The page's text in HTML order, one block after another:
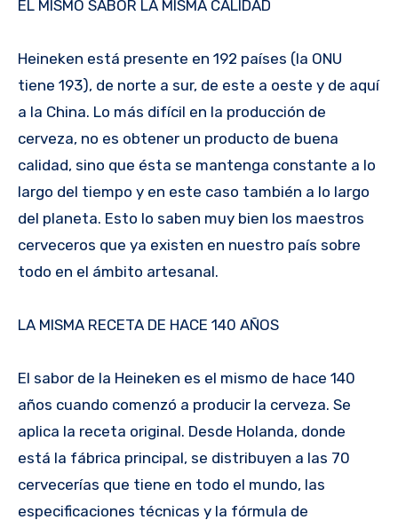
EL MISMO SABOR LA MISMA CALIDAD
Heineken está presente en 192 países (la ONU
tiene 193), de norte a sur, de este a oeste y de aquí
a la China. Lo más difícil en la producción de
cerveza, no es obtener un producto de buena
calidad, sino que ésta se mantenga constante a lo
largo del tiempo y en este caso también a lo largo
del planeta. Esto lo saben muy bien los maestros
cerveceros que ya existen en nuestro país sobre
todo en el ámbito artesanal.
LA MISMA RECETA DE HACE 140 AÑOS
El sabor de la Heineken es el mismo de hace 140
años cuando comenzó a producir la cerveza. Se
aplica la receta original. Desde Holanda, donde
está la fábrica principal, se distribuyen a las 70
cervecerías que tiene en todo el mundo, las
especificaciones técnicas y la fórmula de